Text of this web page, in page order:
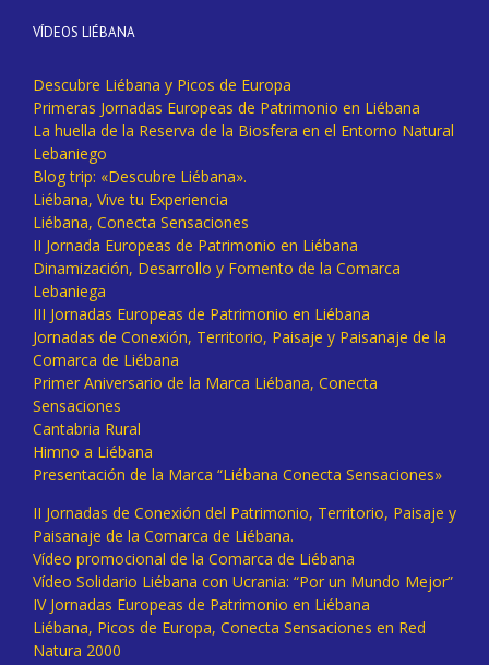
VÍDEOS LIÉBANA
Descubre Liébana y Picos de Europa
Primeras Jornadas Europeas de Patrimonio en Liébana
La huella de la Reserva de la Biosfera en el Entorno Natural
Lebaniego
Blog trip: «Descubre Liébana».
Liébana, Vive tu Experiencia
Liébana, Conecta Sensaciones
II Jornada Europeas de Patrimonio en Liébana
Dinamización, Desarrollo y Fomento de la Comarca
Lebaniega
III Jornadas Europeas de Patrimonio en Liébana
Jornadas de Conexión, Territorio, Paisaje y Paisanaje de la
Comarca de Liébana
Primer Aniversario de la Marca Liébana, Conecta
Sensaciones
Cantabria Rural
Himno a Liébana
Presentación de la Marca “Liébana Conecta Sensaciones»
II Jornadas de Conexión del Patrimonio, Territorio, Paisaje y
Paisanaje de la Comarca de Liébana.
Vídeo promocional de la Comarca de Liébana
Vídeo Solidario Liébana con Ucrania: “Por un Mundo Mejor”
IV Jornadas Europeas de Patrimonio en Liébana
Liébana, Picos de Europa, Conecta Sensaciones en Red
Natura 2000